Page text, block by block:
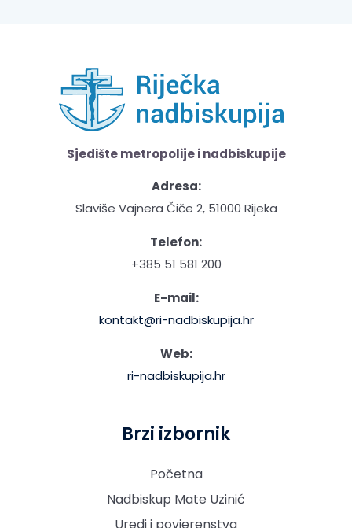
Sjedište metropolije i nadbiskupije
Adresa:
Slaviše Vajnera Čiče 2, 51000 Rijeka
Telefon:
+385 51 581 200
E-mail:
kontakt@ri-nadbiskupija.hr
Web:
ri-nadbiskupija.hr
Brzi izbornik
Početna
Nadbiskup Mate Uzinić
Uredi i povjerenstva